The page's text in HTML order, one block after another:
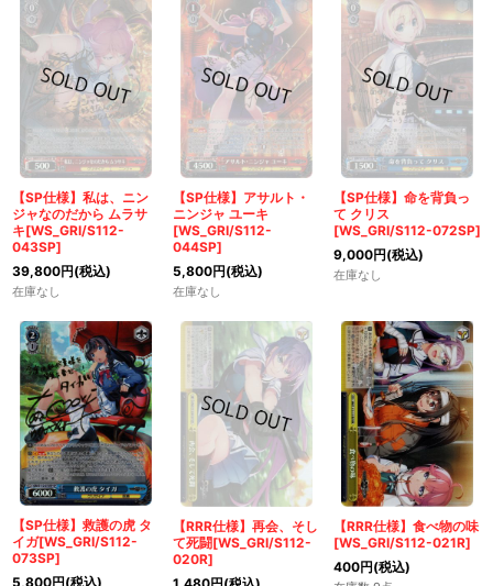
【SP仕様】私は、ニン
ジャなのだから ムラサ
キ[WS_GRI/S112-
043SP]
39,800円(税込)
在庫なし
【SP仕様】アサルト・
ニンジャ ユーキ
[WS_GRI/S112-
044SP]
5,800円(税込)
在庫なし
【SP仕様】命を背負っ
て クリス
[WS_GRI/S112-072SP]
9,000円(税込)
在庫なし
【SP仕様】救護の虎 タ
イガ[WS_GRI/S112-
073SP]
5,800円(税込)
【RRR仕様】再会、そし
て死闘[WS_GRI/S112-
020R]
【RRR仕様】食べ物の味
[WS_GRI/S112-021R]
400円(税込)